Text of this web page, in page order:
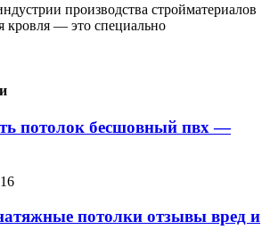
производства стройматериалов
кровля — это специально
потолок бесшовный пвх —
потолки отзывы вред и